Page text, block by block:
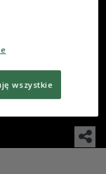
wszystkie